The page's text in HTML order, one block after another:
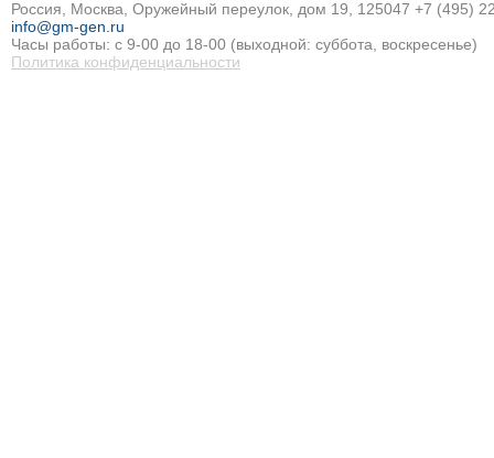
Россия, Москва, Оружейный переулок, дом 19, 125047 +7 (495)
info@gm-gen.ru
Часы работы: с 9-00 до 18-00 (выходной: суббота, воскресенье)
Политика конфиденциальности